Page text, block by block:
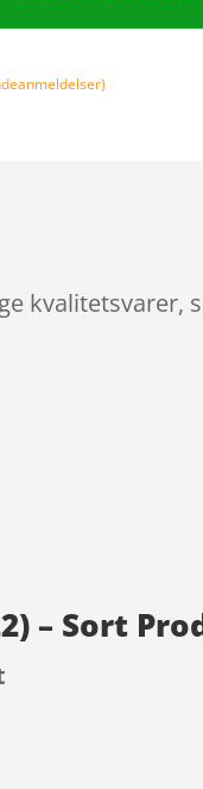
kvalitetsvarer,
– Sort